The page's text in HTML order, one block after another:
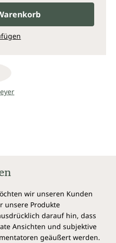
wir unseren Kunden
unsere Produkte
darauf hin, dass
Ansichten und subjektive
geäußert werden.